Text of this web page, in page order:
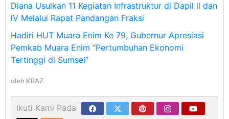
Diana Usulkan 11 Kegiatan Infrastruktur di Dapil ll dan
lV Melalui Rapat Pandangan Fraksi
Hadiri HUT Muara Enim Ke 79, Gubernur Apresiasi
Pemkab Muara Enim “Pertumbuhan Ekonomi
Tertinggi di Sumsel”
oleh KRAZ
Ikuti Kami Pada